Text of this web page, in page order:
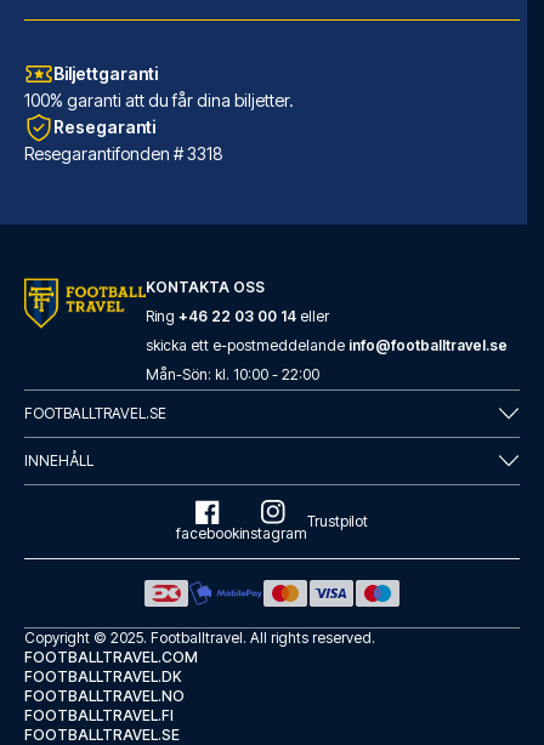
Biljettgaranti
100% garanti att du får dina biljetter.
Resegaranti
Resegarantifonden # 3318
KONTAKTA OSS
Ring +46 22 03 00 14 eller
skicka ett e-postmeddelande info@footballtravel.se
Mån-Sön: kl. 10:00 - 22:00
FOOTBALLTRAVEL.SE
INNEHÅLL
facebookinstagram
Trustpilot
Copyright © 2025. Footballtravel. All rights reserved.
FOOTBALLTRAVEL.COM
FOOTBALLTRAVEL.DK
FOOTBALLTRAVEL.NO
FOOTBALLTRAVEL.FI
FOOTBALLTRAVEL.SE